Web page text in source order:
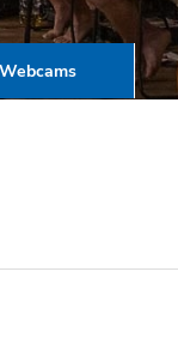
Webcams